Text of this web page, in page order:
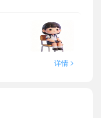
详情 >